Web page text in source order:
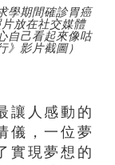
學期間確診胃癌
放在社交媒體
自己看起來像咕
影片截圖）
人感動的
儀，一位夢
實現夢想的